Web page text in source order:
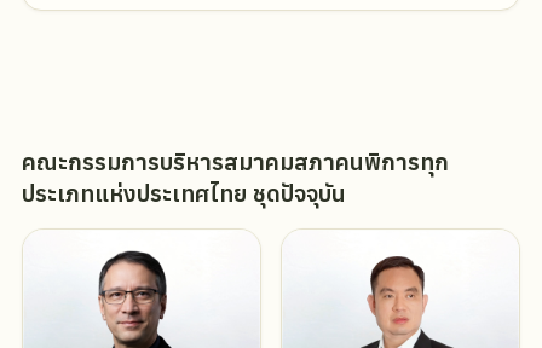
คณะกรรมการบริหารสมาคมสภาคนพิการทุก
ประเภทแห่งประเทศไทย ชุดปัจจุบัน